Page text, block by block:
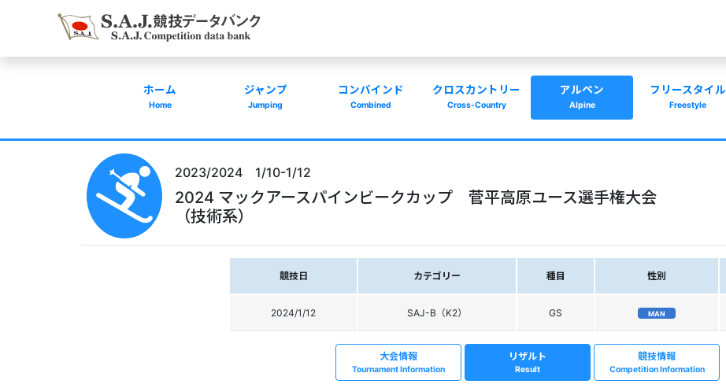
ホーム
Home
ジャンプ
Jumping
コンバインド
Combined
クロスカントリー
Cross-Country
アルペン
Alpine
フリースタイル
Freestyle
2023/2024 1/10-1/12
2024 マックアースパインビークカップ 菅平高原ユース選手権大会
（技術系）
競技日 カテゴリー 種目 性別
2024/1/12 SAJ-B（K2） GS MAN
大会情報
Tournament Information
リザルト
Result
競技情報
Competition Information